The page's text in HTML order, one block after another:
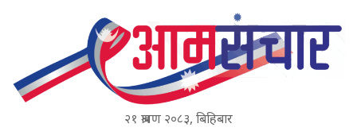
२१ श्रावण २०८३, बिहिबार